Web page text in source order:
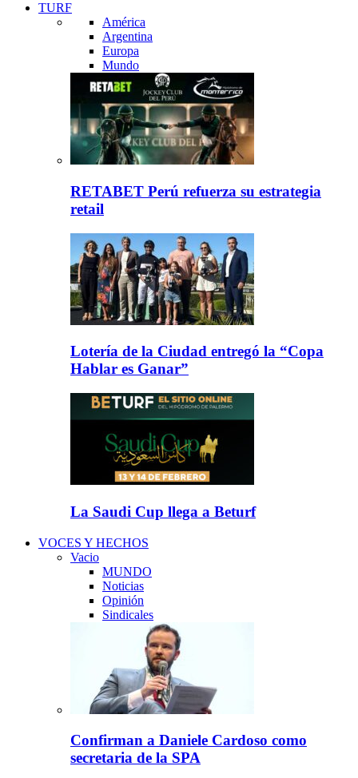
TURF
América
Argentina
Europa
Mundo
RETABET Perú refuerza su estrategia
retail
Lotería de la Ciudad entregó la “Copa
Hablar es Ganar”
La Saudi Cup llega a Beturf
VOCES Y HECHOS
Vacio
MUNDO
Noticias
Opinión
Sindicales
Confirman a Daniele Cardoso como
secretaria de la SPA